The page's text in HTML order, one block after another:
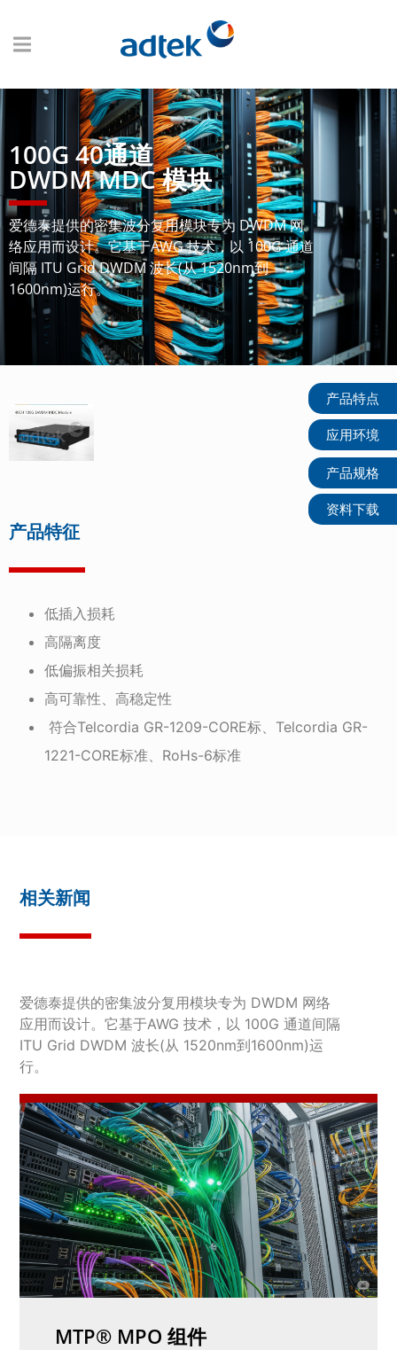
产品特点
应用环境
产品规格
资料下载
100G 40通道
DWDM MDC 模块
爱德泰提供的密集波分复用模块专为 DWDM 网
络应用而设计。它基于AWG 技术，以 100G 通道
间隔 ITU Grid DWDM 波长(从 1520nm到
1600nm)运行。
产品特征
低插入损耗
高隔离度
低偏振相关损耗
高可靠性、高稳定性
符合Telcordia GR-1209-CORE标、Telcordia GR-
1221-CORE标准、RoHs-6标准
相关新闻
爱德泰提供的密集波分复用模块专为 DWDM 网络
应用而设计。它基于AWG 技术，以 100G 通道间隔
ITU Grid DWDM 波长(从 1520nm到1600nm)运
行。
MTP® MPO 组件